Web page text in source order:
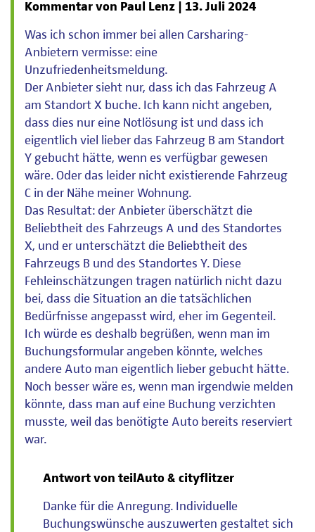
Kommentar von Paul Lenz | 13. Juli 2024
Was ich schon immer bei allen Carsharing-
Anbietern vermisse: eine
Unzufriedenheitsmeldung.
Der Anbieter sieht nur, dass ich das Fahrzeug A
am Standort X buche. Ich kann nicht angeben,
dass dies nur eine Notlösung ist und dass ich
eigentlich viel lieber das Fahrzeug B am Standort
Y gebucht hätte, wenn es verfügbar gewesen
wäre. Oder das leider nicht existierende Fahrzeug
C in der Nähe meiner Wohnung.
Das Resultat: der Anbieter überschätzt die
Beliebtheit des Fahrzeugs A und des Standortes
X, und er unterschätzt die Beliebtheit des
Fahrzeugs B und des Standortes Y. Diese
Fehleinschätzungen tragen natürlich nicht dazu
bei, dass die Situation an die tatsächlichen
Bedürfnisse angepasst wird, eher im Gegenteil.
Ich würde es deshalb begrüßen, wenn man im
Buchungsformular angeben könnte, welches
andere Auto man eigentlich lieber gebucht hätte.
Noch besser wäre es, wenn man irgendwie melden
könnte, dass man auf eine Buchung verzichten
musste, weil das benötigte Auto bereits reserviert
war.
Antwort von teilAuto & cityflitzer
Danke für die Anregung. Individuelle
Buchungswünsche auszuwerten gestaltet sich